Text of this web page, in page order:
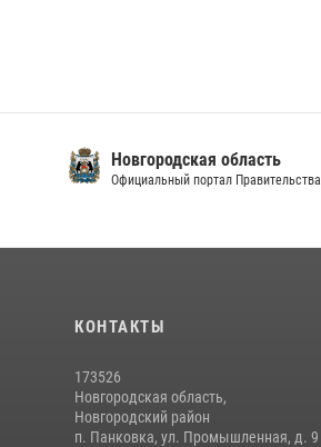
Новгородская область
Официальный портал Правительства
КОНТАКТЫ
173526
Новгородская область,
Новгородский район
п. Панковка, ул. Промышленная, д. 9